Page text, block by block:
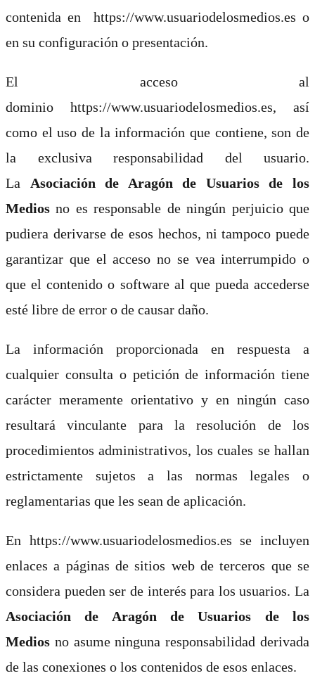
contenida en https://www.usuariodelosmedios.es o
en su configuración o presentación.
El acceso al
dominio https://www.usuariodelosmedios.es, así
como el uso de la información que contiene, son de
la exclusiva responsabilidad del usuario.
La Asociación de Aragón de Usuarios de los
Medios no es responsable de ningún perjuicio que
pudiera derivarse de esos hechos, ni tampoco puede
garantizar que el acceso no se vea interrumpido o
que el contenido o software al que pueda accederse
esté libre de error o de causar daño.
La información proporcionada en respuesta a
cualquier consulta o petición de información tiene
carácter meramente orientativo y en ningún caso
resultará vinculante para la resolución de los
procedimientos administrativos, los cuales se hallan
estrictamente sujetos a las normas legales o
reglamentarias que les sean de aplicación.
En https://www.usuariodelosmedios.es se incluyen
enlaces a páginas de sitios web de terceros que se
considera pueden ser de interés para los usuarios. La
Asociación de Aragón de Usuarios de los
Medios no asume ninguna responsabilidad derivada
de las conexiones o los contenidos de esos enlaces.